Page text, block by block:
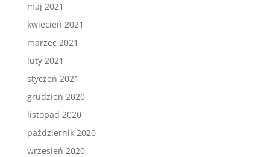
maj 2021
kwiecień 2021
marzec 2021
luty 2021
styczeń 2021
grudzień 2020
listopad 2020
październik 2020
wrzesień 2020